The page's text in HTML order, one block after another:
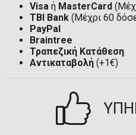
Visa ή MasterCard
TBI Bank (Μέχρι 60
PayPal
Braintree
Τραπεζική Κατάθεση
Αντικαταβολή (+1€)